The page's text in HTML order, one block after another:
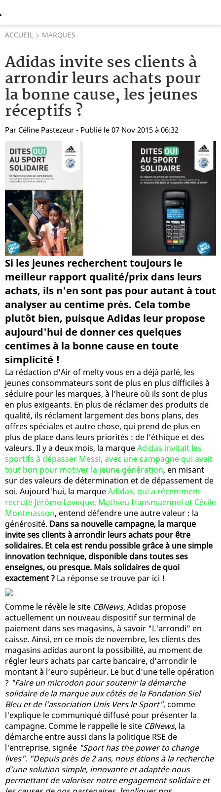
ACCUEIL MARQUES
Adidas invite ses clients à
arrondir leurs achats pour
la bonne cause, les jeunes
réceptifs ?
Par Céline Pastezeur - Publié le 07 Nov 2015 à 06:32
Si les jeunes recherchent toujours le
meilleur rapport qualité/prix dans leurs
achats, ils n'en sont pas pour autant à tout
analyser au centime près. Cela tombe
plutôt bien, puisque Adidas leur propose
aujourd'hui de donner ces quelques
centimes à la bonne cause en toute
simplicité !
La rédaction d'Air of melty vous en a déjà parlé, les
jeunes consommateurs sont de plus en plus difficiles à
séduire pour les marques, à l'heure où ils sont de plus
en plus exigeants. En plus de réclamer des produits de
qualité, ils réclament largement des bons plans, des
offres spéciales et autre chose, qui prend de plus en
plus de place dans leurs priorités : de l'éthique et des
valeurs. Il y a deux mois, la marqueAdidas invitait les
sportifs à dépasser Messi, avec une campagne qui avait
tout bon pour motiver la jeune génération, en misant
sur des valeurs de détermination et de dépassement de
soi. Aujourd'hui, la marqueAdidas, qui a récemment
recruté Jérôme Leveque, Mathieu Hansmaennel et Cécile
Montmasson, entend défendre une autre valeur : la
générosité. Dans sa nouvelle campagne, la marque
invite ses clients à arrondir leurs achats pour être
solidaires. Et cela est rendu possible grâce à une simple
innovation technique, disponible dans toutes ses
enseignes, ou presque. Mais solidaires de quoi
exactement ? La réponse se trouve par ici !
Comme le révèle le site CBNews, Adidas propose
actuellement un nouveau dispositif sur terminal de
paiement dans ses magasins, à savoir "L'arrondi" en
caisse. Ainsi, en ce mois de novembre, les clients des
magasins adidas auront la possibilité, au moment de
régler leurs achats par carte bancaire, d’arrondir le
montant à l’euro supérieur. Le but d'une telle opération
? "Faire un micro­don pour soutenir la démarche
solidaire de la marque aux côtés de la Fondation Siel
Bleu et de l’association Unis Vers le Sport", comme
l'explique le communiqué diffusé pour présenter la
campagne. Comme le rappelle le site CBNews, la
démarche entre aussi dans la politique RSE de
l'entreprise, signée "Sport has the power to change
lives". "Depuis près de 2 ans, nous étions à la recherche
d’une solution simple, innovante et adaptée nous
permettant de valoriser notre engagement solidaire et